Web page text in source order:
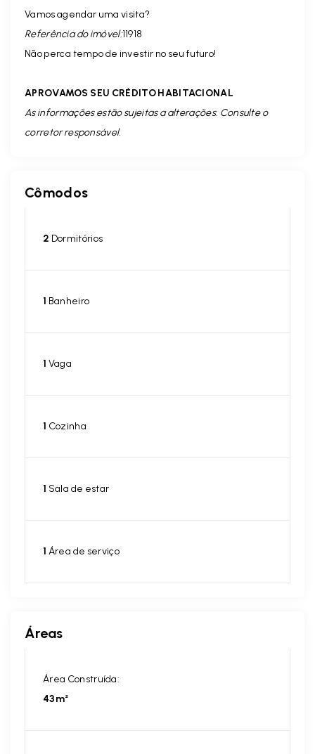
Vamos agendar uma visita?
Referência do imóvel:11918
Não perca tempo de investir no seu futuro!
APROVAMOS SEU CRÉDITO HABITACIONAL
As informações estão sujeitas a alterações. Consulte o
corretor responsável.
Cômodos
2 Dormitórios
1 Banheiro
1 Vaga
1 Cozinha
1 Sala de estar
1 Área de serviço
Áreas
Área Construída:
43m²